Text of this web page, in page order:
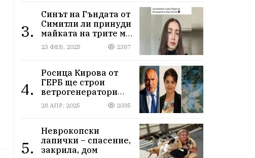
3.
Синът на Гъндата от
Симитли ли принуди
майката на трите му
деца да се самоубие?
Къде са
23 ФЕВ, 2025 2387
4.
Росица Кирова от
ГЕРБ ще строи
ветрогенератори
върху пасища в
Осоговската планина
28 АПР, 2025 2035
5.
Неврокопски
лапички – спасение,
закрила, дом